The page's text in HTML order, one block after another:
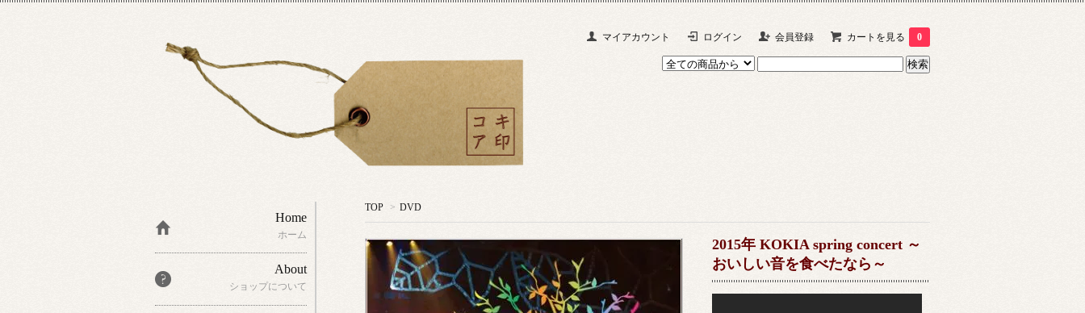
マイアカウント ログイン 会員登録 カートを見る 0
TOP > DVD
2015年 KOKIA spring concert ～
おいしい音を食べたなら～
Home
ホーム
About
ショップについて